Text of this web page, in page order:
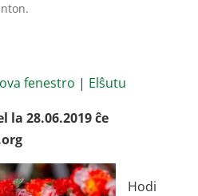
fenestro | Elŝutu
la 28.06.2019 ĉe
Hodi